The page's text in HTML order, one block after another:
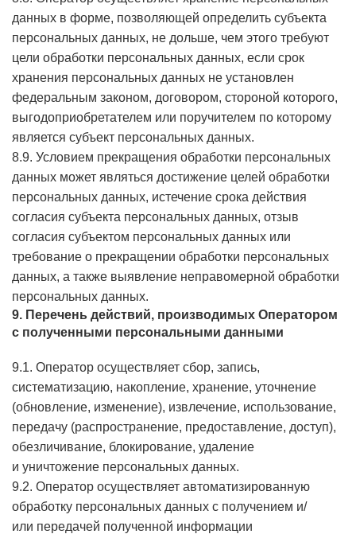
данных в форме, позволяющей определить субъекта
персональных данных, не дольше, чем этого требуют
цели обработки персональных данных, если срок
хранения персональных данных не установлен
федеральным законом, договором, стороной которого,
выгодоприобретателем или поручителем по которому
является субъект персональных данных.
8.9. Условием прекращения обработки персональных
данных может являться достижение целей обработки
персональных данных, истечение срока действия
согласия субъекта персональных данных, отзыв
согласия субъектом персональных данных или
требование о прекращении обработки персональных
данных, а также выявление неправомерной обработки
персональных данных.
9. Перечень действий, производимых Оператором
с полученными персональными данными
9.1. Оператор осуществляет сбор, запись,
систематизацию, накопление, хранение, уточнение
(обновление, изменение), извлечение, использование,
передачу (распространение, предоставление, доступ),
обезличивание, блокирование, удаление
и уничтожение персональных данных.
9.2. Оператор осуществляет автоматизированную
обработку персональных данных с получением и/
или передачей полученной информации